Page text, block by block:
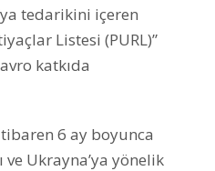
tedarikini içeren
Listesi (PURL)”
katkıda
6 ay boyunca
ve Ukrayna’ya yönelik